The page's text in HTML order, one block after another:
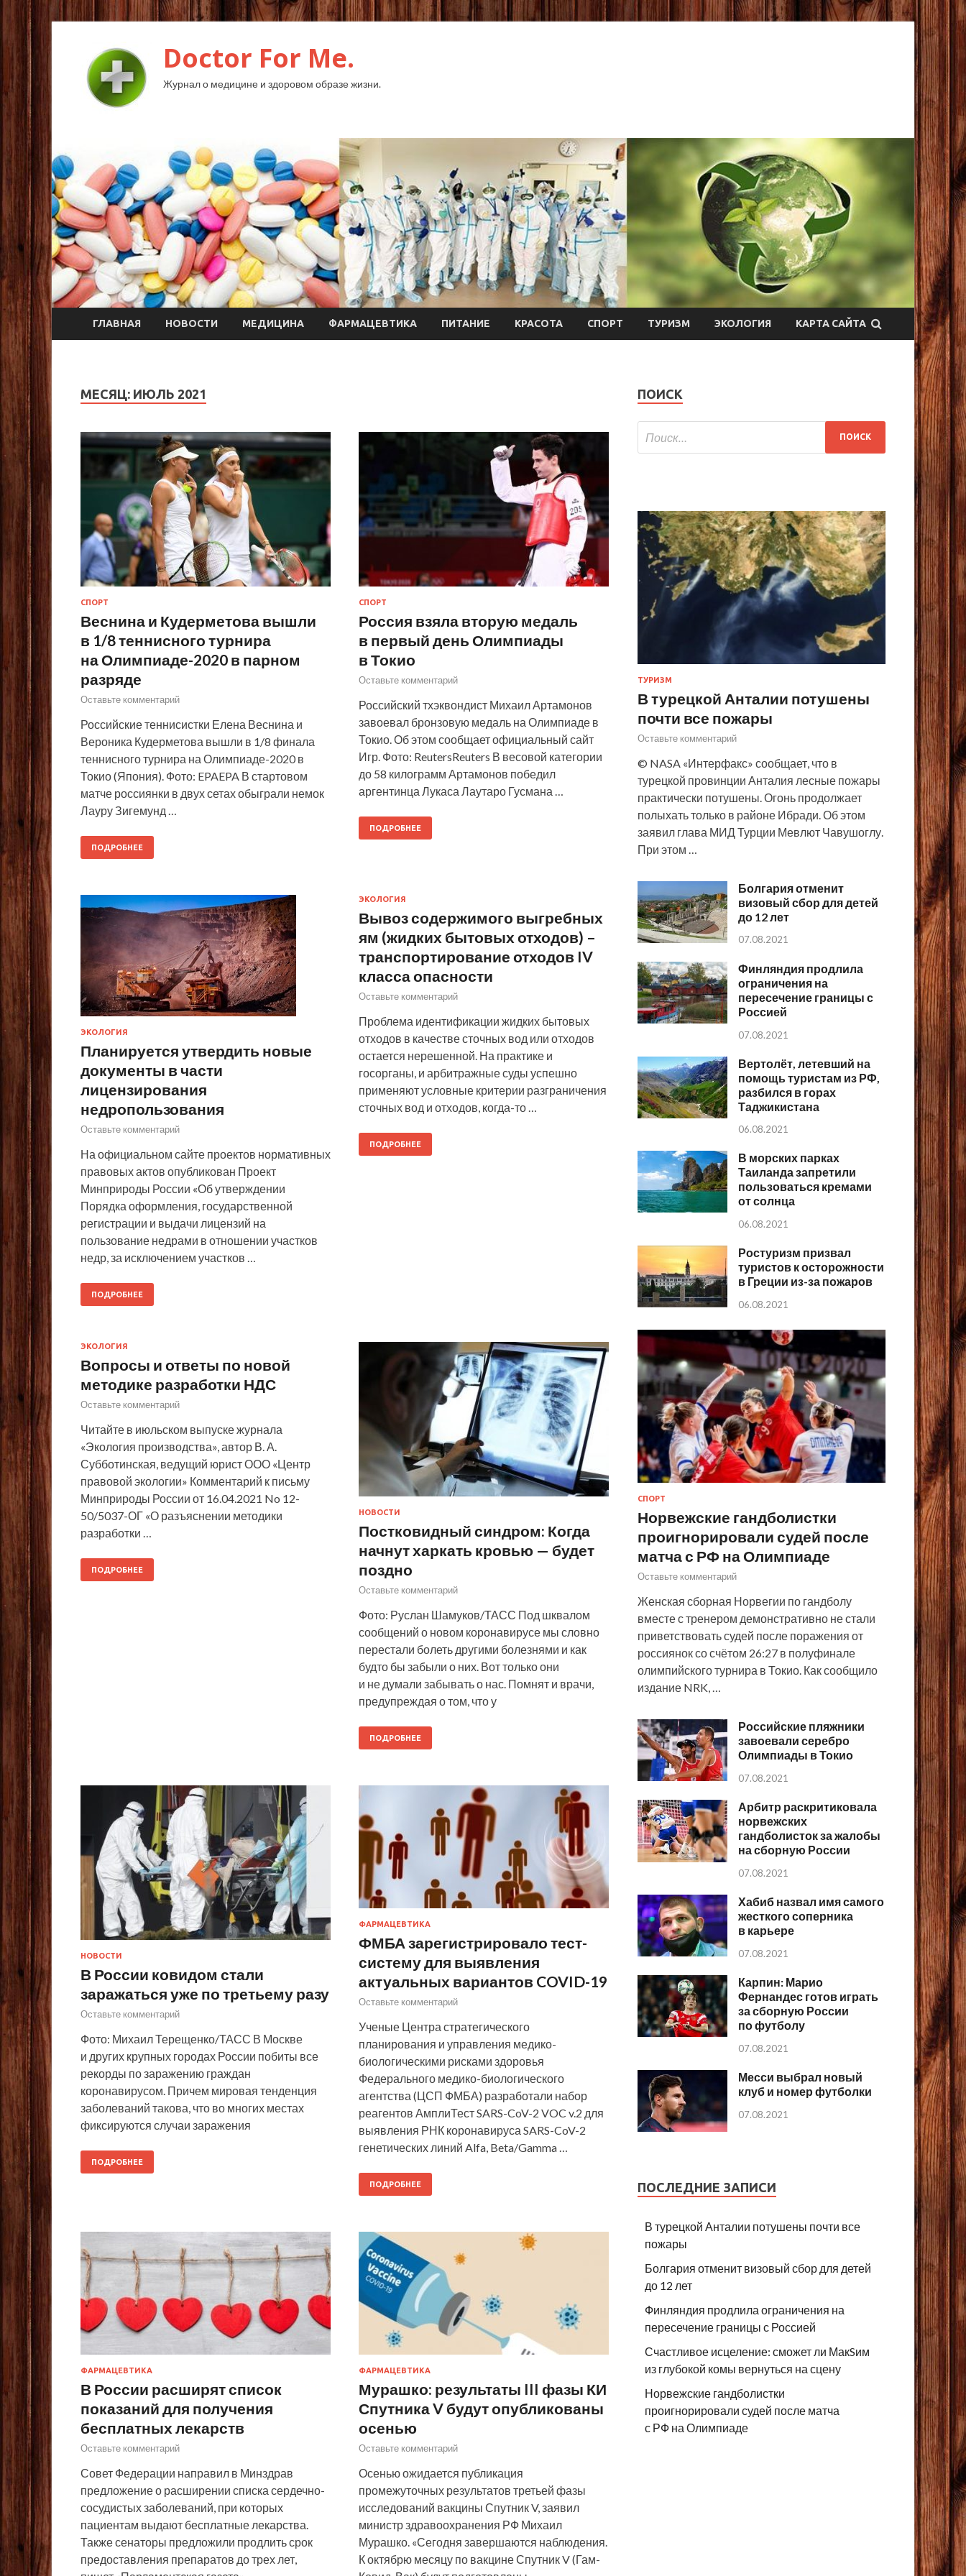
Doctor For Me.
Журнал о медицине и здоровом образе жизни.
ГЛАВНАЯ НОВОСТИ МЕДИЦИНА ФАРМАЦЕВТИКА ПИТАНИЕ КРАСОТА СПОРТ ТУРИЗМ ЭКОЛОГИЯ КАРТА САЙТА
МЕСЯЦ: ИЮЛЬ 2021
СПОРТ
Веснина и Кудерметова вышли
в 1/8 теннисного турнира
на Олимпиаде-2020 в парном
разряде
Оставьте комментарий
Российские теннисистки Елена Веснина и
Вероника Кудерметова вышли в 1/8 финала
теннисного турнира на Олимпиаде-2020 в
Токио (Япония). Фото: EPAEPA В стартовом
матче россиянки в двух сетах обыграли немок
Лауру Зигемунд …
ПОДРОБНЕЕ
СПОРТ
Россия взяла вторую медаль
в первый день Олимпиады
в Токио
Оставьте комментарий
Российский тхэквондист Михаил Артамонов
завоевал бронзовую медаль на Олимпиаде в
Токио. Об этом сообщает официальный сайт
Игр. Фото: ReutersReuters В весовой категории
до 58 килограмм Артамонов победил
аргентинца Лукаса Лаутаро Гусмана …
ПОДРОБНЕЕ
ЭКОЛОГИЯ
Планируется утвердить новые
документы в части
лицензирования
недропользования
Оставьте комментарий
На официальном сайте проектов нормативных
правовых актов опубликован Проект
Минприроды России «Об утверждении
Порядка оформления, государственной
регистрации и выдачи лицензий на
пользование недрами в отношении участков
недр, за исключением участков …
ПОДРОБНЕЕ
ЭКОЛОГИЯ
Вывоз содержимого выгребных
ям (жидких бытовых отходов) –
транспортирование отходов IV
класса опасности
Оставьте комментарий
Проблема идентификации жидких бытовых
отходов в качестве сточных вод или отходов
остается нерешенной. На практике и
госорганы, и арбитражные суды успешно
применяют условные критерии разграничения
сточных вод и отходов, когда-то …
ПОДРОБНЕЕ
ЭКОЛОГИЯ
Вопросы и ответы по новой
методике разработки НДС
Оставьте комментарий
Читайте в июльском выпуске журнала
«Экология производства», автор В. А.
Субботинская, ведущий юрист ООО «Центр
правовой экологии» Комментарий к письму
Минприроды России от 16.04.2021 No 12-
50/5037-ОГ «О разъяснении методики
разработки …
ПОДРОБНЕЕ
НОВОСТИ
Постковидный синдром: Когда
начнут харкать кровью — будет
поздно
Оставьте комментарий
Фото: Руслан Шамуков/ТАСС Под шквалом
сообщений о новом коронавирусе мы словно
перестали болеть другими болезнями и как
будто бы забыли о них. Вот только они
и не думали забывать о нас. Помнят и врачи,
предупреждая о том, что у
ПОДРОБНЕЕ
НОВОСТИ
В России ковидом стали
заражаться уже по третьему разу
Оставьте комментарий
Фото: Михаил Терещенко/ТАСС В Москве
и других крупных городах России побиты все
рекорды по заражению граждан
коронавирусом. Причем мировая тенденция
заболеваний такова, что во многих местах
фиксируются случаи заражения
ПОДРОБНЕЕ
ФАРМАЦЕВТИКА
ФМБА зарегистрировало тест-
систему для выявления
актуальных вариантов COVID-19
Оставьте комментарий
Ученые Центра стратегического
планирования и управления медико-
биологическими рисками здоровья
Федерального медико-биологического
агентства (ЦСП ФМБА) разработали набор
реагентов АмплиТест SARS-CoV-2 VOC v.2 для
выявления РНК коронавируса SARS-CoV-2
генетических линий Alfa, Beta/Gamma …
ПОДРОБНЕЕ
ФАРМАЦЕВТИКА
В России расширят список
показаний для получения
бесплатных лекарств
Оставьте комментарий
Совет Федерации направил в Минздрав
предложение о расширении списка сердечно-
сосудистых заболеваний, при которых
пациентам выдают бесплатные лекарства.
Также сенаторы предложили продлить срок
предоставления препаратов до трех лет,
ФАРМАЦЕВТИКА
Мурашко: результаты III фазы КИ
Спутника V будут опубликованы
осенью
Оставьте комментарий
Осенью ожидается публикация
промежуточных результатов третьей фазы
исследований вакцины Спутник V, заявил
министр здравоохранения РФ Михаил
Мурашко. «Сегодня завершаются наблюдения.
К октябрю месяцу по вакцине Спутник V (Гам-
ПОИСК
ТУРИЗМ
В турецкой Анталии потушены
почти все пожары
Оставьте комментарий
© NASA «Интерфакс» сообщает, что в
турецкой провинции Анталия лесные пожары
практически потушены. Огонь продолжает
полыхать только в районе Ибради. Об этом
заявил глава МИД Турции Мевлют Чавушоглу.
При этом …
Болгария отменит
визовый сбор для детей
до 12 лет
07.08.2021
Финляндия продлила
ограничения на
пересечение границы с
Россией
07.08.2021
Вертолёт, летевший на
помощь туристам из РФ,
разбился в горах
Таджикистана
06.08.2021
В морских парках
Таиланда запретили
пользоваться кремами
от солнца
06.08.2021
Ростуризм призвал
туристов к осторожности
в Греции из-за пожаров
06.08.2021
СПОРТ
Норвежские гандболистки
проигнорировали судей после
матча с РФ на Олимпиаде
Оставьте комментарий
Женская сборная Норвегии по гандболу
вместе с тренером демонстративно не стали
приветствовать судей после поражения от
россиянок со счётом 26:27 в полуфинале
олимпийского турнира в Токио. Как сообщило
издание NRK, …
Российские пляжники
завоевали серебро
Олимпиады в Токио
07.08.2021
Арбитр раскритиковала
норвежских
гандболисток за жалобы
на сборную России
07.08.2021
Хабиб назвал имя самого
жесткого соперника
в карьере
07.08.2021
Карпин: Марио
Фернандес готов играть
за сборную России
по футболу
07.08.2021
Месси выбрал новый
клуб и номер футболки
07.08.2021
ПОСЛЕДНИЕ ЗАПИСИ
В турецкой Анталии потушены почти все
пожары
Болгария отменит визовый сбор для детей
до 12 лет
Финляндия продлила ограничения на
пересечение границы с Россией
Счастливое исцеление: сможет ли МакSим
из глубокой комы вернуться на сцену
Норвежские гандболистки
проигнорировали судей после матча
с РФ на Олимпиаде